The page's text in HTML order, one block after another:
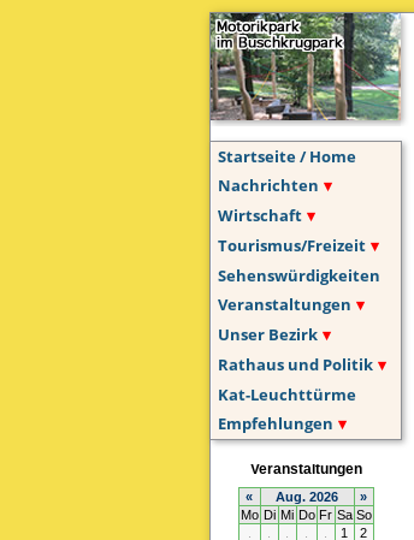
Startseite / Home
Nachrichten
Wirtschaft
Tourismus/Freizeit
Sehenswürdigkeiten
Veranstaltungen
Unser Bezirk
Rathaus und Politik
Kat-Leuchttürme
Empfehlungen